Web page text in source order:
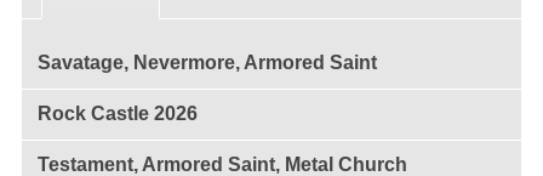
Savatage, Nevermore, Armored Saint
Rock Castle 2026
Testament, Armored Saint, Metal Church